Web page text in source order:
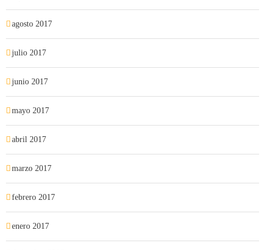
agosto 2017
julio 2017
junio 2017
mayo 2017
abril 2017
marzo 2017
febrero 2017
enero 2017